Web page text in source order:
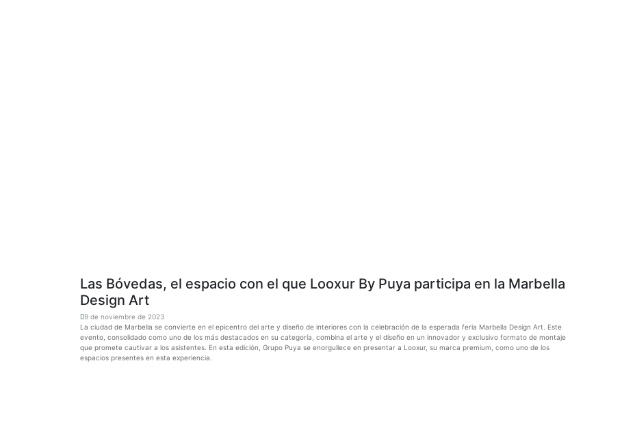
Las Bóvedas, el espacio con el que Looxur By Puya participa en la Marbella
Design Art
9 de noviembre de 2023
La ciudad de Marbella se convierte en el epicentro del arte y diseño de interiores con la celebración de la esperada feria Marbella Design Art. Este
evento, consolidado como uno de los más destacados en su categoría, combina el arte y el diseño en un innovador y exclusivo formato de montaje
que promete cautivar a los asistentes. En esta edición, Grupo Puya se enorgullece en presentar a Looxur, su marca premium, como uno de los
espacios presentes en esta experiencia.